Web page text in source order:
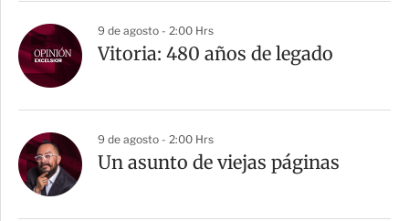
9 de agosto - 2:00 Hrs
Vitoria: 480 años de legado
9 de agosto - 2:00 Hrs
Un asunto de viejas páginas